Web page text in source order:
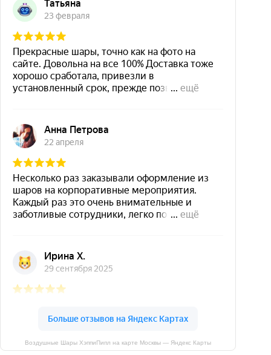
Воздушные Шары ХэппиПипл на карте Москвы — Яндекс Карты